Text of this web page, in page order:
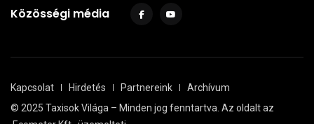
Közösségi média
Kapcsolat Hirdetés Partnereink
Archívum
© 2025 Taxisok Világa – Minden jog fenntartva. Az oldalt az